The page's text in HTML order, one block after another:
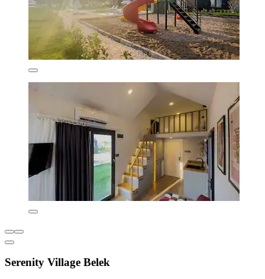
Serenity Village Belek